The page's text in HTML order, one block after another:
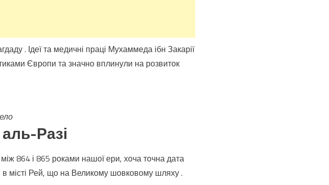
. Ідеї ​​та медичні праці Мухаммеда ібн Закарії
Європи та значно вплинули на розвиток
Разі
864 і 865 роками нашої ери, хоча точна дата
в місті Рей, що на Великому шовковому шляху .